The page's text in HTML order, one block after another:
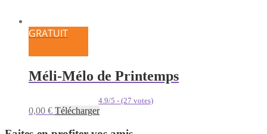
GRATUIT
Méli-Mélo de Printemps
4.9/5 - (27 votes)
0,00 € Télécharger